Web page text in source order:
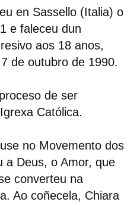
en Sassello (Italia) o
e faleceu dun
aos 18 anos,
de outubro de 1990.
de ser
Católica.
no Movemento dos
a Deus, o Amor, que
converteu na
Ao coñecela, Chiara